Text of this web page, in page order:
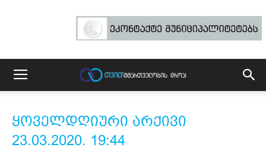
ყოველდღიური არქივი
23.03.2020. 19:44